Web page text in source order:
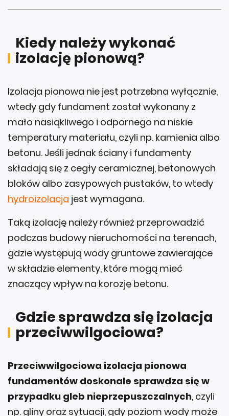
Kiedy należy wykonać
izolację pionową?
Izolacja pionowa nie jest potrzebna wyłącznie,
wtedy gdy fundament został wykonany z
mało nasiąkliwego i odpornego na niskie
temperatury materiału, czyli np. kamienia albo
betonu. Jeśli jednak ściany i fundamenty
składają się z cegły ceramicznej, betonowych
bloków albo zasypowych pustaków, to wtedy
hydroizolacja jest wymagana.
Taką izolację należy również przeprowadzić
podczas budowy nieruchomości na terenach,
gdzie występują wody gruntowe zawierające
w składzie elementy, które mogą mieć
znaczący wpływ na korozję betonu.
Gdzie sprawdza się izolacja
przeciwwilgociowa?
Przeciwwilgociowa izolacja pionowa
fundamentów doskonale sprawdza się w
przypadku gleb nieprzepuszczalnych, czyli
np. gliny oraz sytuacji, gdy poziom wody może